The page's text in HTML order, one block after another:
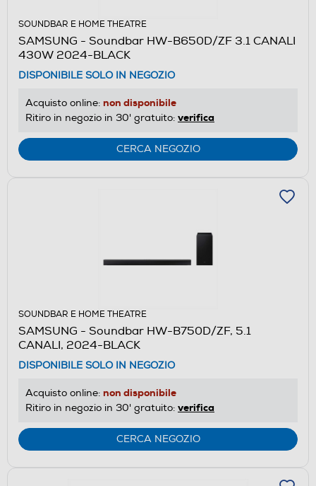
SOUNDBAR E HOME THEATRE
SAMSUNG - Soundbar HW-B650D/ZF 3.1 CANALI
430W 2024-BLACK
DISPONIBILE SOLO IN NEGOZIO
Acquisto online: non disponibile
Ritiro in negozio in 30' gratuito: verifica
CERCA NEGOZIO
SOUNDBAR E HOME THEATRE
SAMSUNG - Soundbar HW-B750D/ZF, 5.1
CANALI, 2024-BLACK
DISPONIBILE SOLO IN NEGOZIO
Acquisto online: non disponibile
Ritiro in negozio in 30' gratuito: verifica
CERCA NEGOZIO